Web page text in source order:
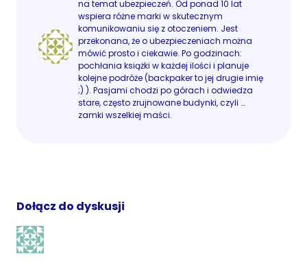
na temat ubezpieczeń. Od ponad 10 lat
wspiera różne marki w skutecznym
komunikowaniu się z otoczeniem. Jest
przekonana, że o ubezpieczeniach można
mówić prosto i ciekawie. Po godzinach:
pochłania książki w każdej ilości i planuje
kolejne podróże (backpaker to jej drugie imię
;) ). Pasjami chodzi po górach i odwiedza
stare, często zrujnowane budynki, czyli …
zamki wszelkiej maści.
Dołącz do dyskusji